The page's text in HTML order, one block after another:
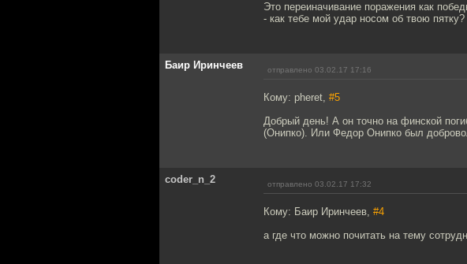
Это переиначивание поражения как
- как тебе мой удар носом об твою
Баир Иринчеев отправлено 03.02.17 17:16
Кому: pheret, #5
Добрый день! А он точно на финской
(Онипко). Или Федор Онипко был
coder_n_2 отправлено 03.02.17 17:32
Кому: Баир Иринчеев, #4
а где что можно почитать на тему